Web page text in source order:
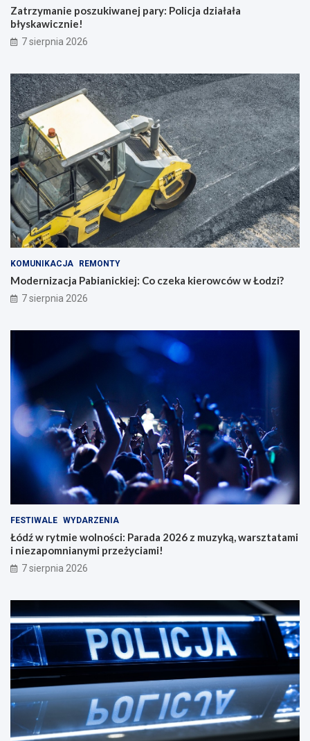
Zatrzymanie poszukiwanej pary: Policja działała
błyskawicznie!
7 sierpnia 2026
KOMUNIKACJA REMONTY
Modernizacja Pabianickiej: Co czeka kierowców w Łodzi?
7 sierpnia 2026
FESTIWALE WYDARZENIA
Łódź w rytmie wolności: Parada 2026 z muzyką, warsztatami
i niezapomnianymi przeżyciami!
7 sierpnia 2026